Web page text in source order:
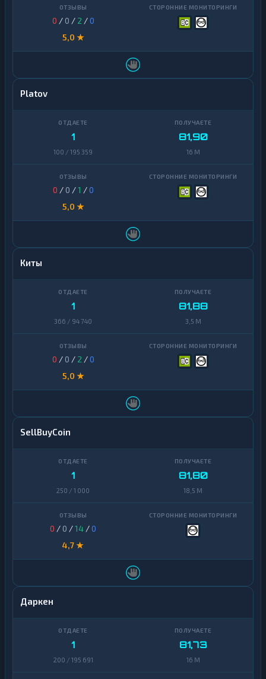
0 / 0 / 2 /0
5,0 ★
Platov
1
100 / 195 359
81,90
16 M
0 / 0 /1 /0
5,0 ★
Киты
1
366 / 94 740
81,88
3,5 M
0 / 0 / 2 /0
5,0 ★
SellBuyCoin
1
250 / 1 000
81,80
18,5 M
0 / 0 /14 /0
4,7 ★
Даркен
1
200 / 195 691
81,73
16 M